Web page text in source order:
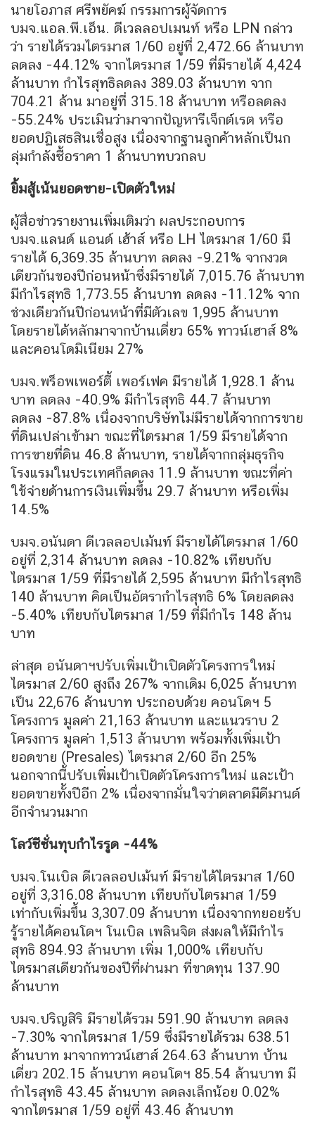
นายโอภาส ศรีพยัคฆ์ กรรมการผู้จัดการ
บมจ.แอล.พี.เอ็น. ดีเวลลอปเมนท์ หรือ LPN กล่าว
ว่า รายได้รวมไตรมาส 1/60 อยู่ที่ 2,472.66 ล้านบาท
ลดลง -44.12% จากไตรมาส 1/59 ที่มีรายได้ 4,424
ล้านบาท กำไรสุทธิลดลง 389.03 ล้านบาท จาก
704.21 ล้าน มาอยู่ที่ 315.18 ล้านบาท หรือลดลง
-55.24% ประเมินว่ามาจากปัญหารีเจ็กต์เรต หรือ
ยอดปฏิเสธสินเชื่อสูง เนื่องจากฐานลูกค้าหลักเป็นก
ลุ่มกำลังซื้อราคา 1 ล้านบาทบวกลบ
ยิ้มสู้เน้นยอดขาย-เปิดตัวใหม่
ผู้สื่อข่าวรายงานเพิ่มเติมว่า ผลประกอบการ
บมจ.แลนด์ แอนด์ เฮ้าส์ หรือ LH ไตรมาส 1/60 มี
รายได้ 6,369.35 ล้านบาท ลดลง -9.21% จากงวด
เดียวกันของปีก่อนหน้าซึ่งมีรายได้ 7,015.76 ล้านบาท
มีกำไรสุทธิ 1,773.55 ล้านบาท ลดลง -11.12% จาก
ช่วงเดียวกันปีก่อนหน้าที่มีตัวเลข 1,995 ล้านบาท
โดยรายได้หลักมาจากบ้านเดี่ยว 65% ทาวน์เฮาส์ 8%
และคอนโดมิเนียม 27%
บมจ.พร็อพเพอร์ตี้ เพอร์เฟค มีรายได้ 1,928.1 ล้าน
บาท ลดลง -40.9% มีกำไรสุทธิ 44.7 ล้านบาท
ลดลง -87.8% เนื่องจากบริษัทไม่มีรายได้จากการขาย
ที่ดินเปล่าเข้ามา ขณะที่ไตรมาส 1/59 มีรายได้จาก
การขายที่ดิน 46.8 ล้านบาท, รายได้จากกลุ่มธุรกิจ
โรงแรมในประเทศก็ลดลง 11.9 ล้านบาท ขณะที่ค่า
ใช้จ่ายด้านการเงินเพิ่มขึ้น 29.7 ล้านบาท หรือเพิ่ม
14.5%
บมจ.อนันดา ดีเวลลอปเม้นท์ มีรายได้ไตรมาส 1/60
อยู่ที่ 2,314 ล้านบาท ลดลง -10.82% เทียบกับ
ไตรมาส 1/59 ที่มีรายได้ 2,595 ล้านบาท มีกำไรสุทธิ
140 ล้านบาท คิดเป็นอัตรากำไรสุทธิ 6% โดยลดลง
-5.40% เทียบกับไตรมาส 1/59 ที่มีกำไร 148 ล้าน
บาท
ล่าสุด อนันดาฯปรับเพิ่มเป้าเปิดตัวโครงการใหม่
ไตรมาส 2/60 สูงถึง 267% จากเดิม 6,025 ล้านบาท
เป็น 22,676 ล้านบาท ประกอบด้วย คอนโดฯ 5
โครงการ มูลค่า 21,163 ล้านบาท และแนวราบ 2
โครงการ มูลค่า 1,513 ล้านบาท พร้อมทั้งเพิ่มเป้า
ยอดขาย (Presales) ไตรมาส 2/60 อีก 25%
นอกจากนี้ปรับเพิ่มเป้าเปิดตัวโครงการใหม่ และเป้า
ยอดขายทั้งปีอีก 2% เนื่องจากมั่นใจว่าตลาดมีดีมานด์
อีกจำนวนมาก
โลว์ซีซั่นทุบกำไรรูด -44%
บมจ.โนเบิล ดีเวลลอปเม้นท์ มีรายได้ไตรมาส 1/60
อยู่ที่ 3,316.08 ล้านบาท เทียบกับไตรมาส 1/59
เท่ากับเพิ่มขึ้น 3,307.09 ล้านบาท เนื่องจากทยอยรับ
รู้รายได้คอนโดฯ โนเบิล เพลินจิต ส่งผลให้มีกำไร
สุทธิ 894.93 ล้านบาท เพิ่ม 1,000% เทียบกับ
ไตรมาสเดียวกันของปีที่ผ่านมา ที่ขาดทุน 137.90
ล้านบาท
บมจ.ปริญสิริ มีรายได้รวม 591.90 ล้านบาท ลดลง
-7.30% จากไตรมาส 1/59 ซึ่งมีรายได้รวม 638.51
ล้านบาท มาจากทาวน์เฮาส์ 264.63 ล้านบาท บ้าน
เดี่ยว 202.15 ล้านบาท คอนโดฯ 85.54 ล้านบาท มี
กำไรสุทธิ 43.45 ล้านบาท ลดลงเล็กน้อย 0.02%
จากไตรมาส 1/59 อยู่ที่ 43.46 ล้านบาท